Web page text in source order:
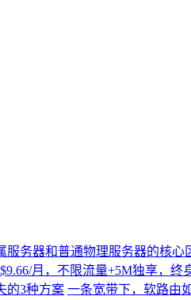
服务器和普通物理服务器的核心
月，不限流量+5M独享，终
的3种方案 一条宽带下，软路由